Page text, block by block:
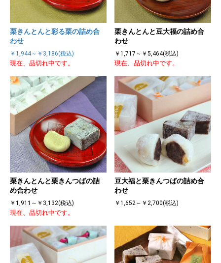
栗きんとんと彩る栗の詰め合
わせ
￥1,944～￥3,186(税込)
現在、品切れ中です。
栗きんとんと豆大福の詰め合
わせ
￥1,717～￥5,464(税込)
現在、品切れ中です。
栗きんとんと栗きんつばの詰
め合わせ
￥1,911～￥3,132(税込)
現在、品切れ中です。
豆大福と栗きんつばの詰め合
わせ
￥1,652～￥2,700(税込)